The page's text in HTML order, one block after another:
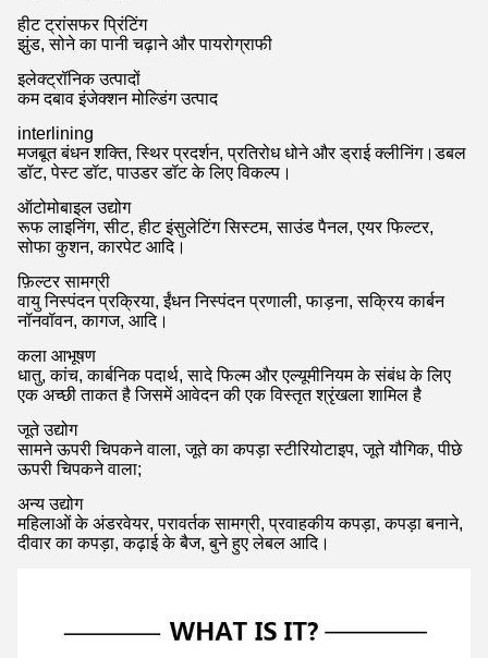
हीट ट्रांसफर प्रिंटिंग
झुंड, सोने का पानी चढ़ाने और पायरोग्राफी
इलेक्ट्रॉनिक उत्पादों
कम दबाव इंजेक्शन मोल्डिंग उत्पाद
interlining
मजबूत बंधन शक्ति, स्थिर प्रदर्शन, प्रतिरोध धोने और ड्राई क्लीनिंग।डबल
डॉट, पेस्ट डॉट, पाउडर डॉट के लिए विकल्प।
ऑटोमोबाइल उद्योग
रूफ लाइनिंग, सीट, हीट इंसुलेटिंग सिस्टम, साउंड पैनल, एयर फिल्टर,
सोफा कुशन, कारपेट आदि।
फ़िल्टर सामग्री
वायु निस्पंदन प्रक्रिया, ईंधन निस्पंदन प्रणाली, फाड़ना, सक्रिय कार्बन
नॉनवॉवन, कागज, आदि।
कला आभूषण
धातु, कांच, कार्बनिक पदार्थ, सादे फिल्म और एल्यूमीनियम के संबंध के लिए
एक अच्छी ताकत है जिसमें आवेदन की एक विस्तृत श्रृंखला शामिल है
जूते उद्योग
सामने ऊपरी चिपकने वाला, जूते का कपड़ा स्टीरियोटाइप, जूते यौगिक, पीछे
ऊपरी चिपकने वाला;
अन्य उद्योग
महिलाओं के अंडरवेयर, परावर्तक सामग्री, प्रवाहकीय कपड़ा, कपड़ा बनाने,
दीवार का कपड़ा, कढ़ाई के बैज, बुने हुए लेबल आदि।